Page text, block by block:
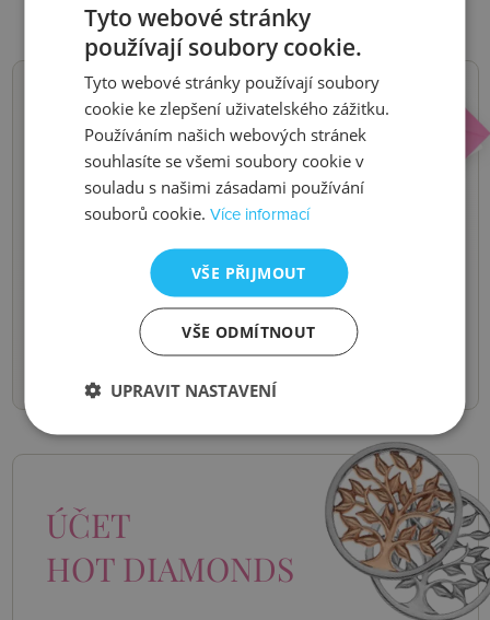
NOVINKY,
SLEVY, AKCE
Pošleme vám je do e-mailu.
Odeslat
ÚČET
HOT DIAMONDS
Tyto webové stránky
používají soubory cookie.
Tyto webové stránky používají soubory
cookie ke zlepšení uživatelského zážitku.
Používáním našich webových stránek
souhlasíte se všemi soubory cookie v
souladu s našimi zásadami používání
souborů cookie.Více informací
VŠE PŘIJMOUT
VŠE ODMÍTNOUT
UPRAVIT NASTAVENÍ